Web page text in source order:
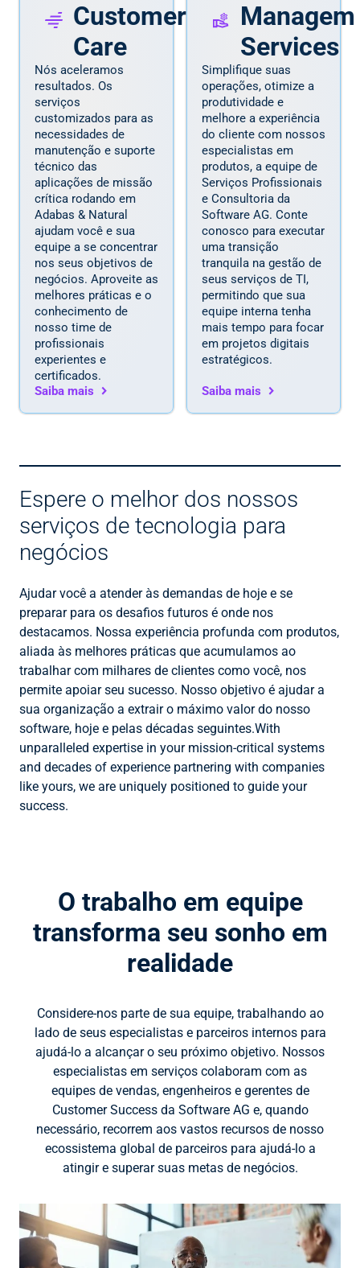
Customer
Care
Nós aceleramos
resultados. Os
serviços
customizados para as
necessidades de
manutenção e suporte
técnico das
aplicações de missão
crítica rodando em
Adabas & Natural
ajudam você e sua
equipe a se concentrar
nos seus objetivos de
negócios. Aproveite as
melhores práticas e o
conhecimento de
nosso time de
profissionais
experientes e
certificados.
Saiba mais
Services
Simplifique suas
operações, otimize a
produtividade e
melhore a experiência
do cliente com nossos
especialistas em
produtos, a equipe de
Serviços Profissionais
e Consultoria da
Software AG. Conte
conosco para executar
uma transição
tranquila na gestão de
seus serviços de TI,
permitindo que sua
equipe interna tenha
mais tempo para focar
em projetos digitais
estratégicos.
Saiba mais
Espere o melhor dos nossos
serviços de tecnologia para
negócios
Ajudar você a atender às demandas de hoje e se
preparar para os desafios futuros é onde nos
destacamos. Nossa experiência profunda com produtos,
aliada às melhores práticas que acumulamos ao
trabalhar com milhares de clientes como você, nos
permite apoiar seu sucesso. Nosso objetivo é ajudar a
sua organização a extrair o máximo valor do nosso
software, hoje e pelas décadas seguintes.With
unparalleled expertise in your mission-critical systems
and decades of experience partnering with companies
like yours, we are uniquely positioned to guide your
success.
O trabalho em equipe
transforma seu sonho em
realidade
Considere-nos parte de sua equipe, trabalhando ao
lado de seus especialistas e parceiros internos para
ajudá-lo a alcançar o seu próximo objetivo. Nossos
especialistas em serviços colaboram com as
equipes de vendas, engenheiros e gerentes de
Customer Success da Software AG e, quando
necessário, recorrem aos vastos recursos de nosso
ecossistema global de parceiros para ajudá-lo a
atingir e superar suas metas de negócios.